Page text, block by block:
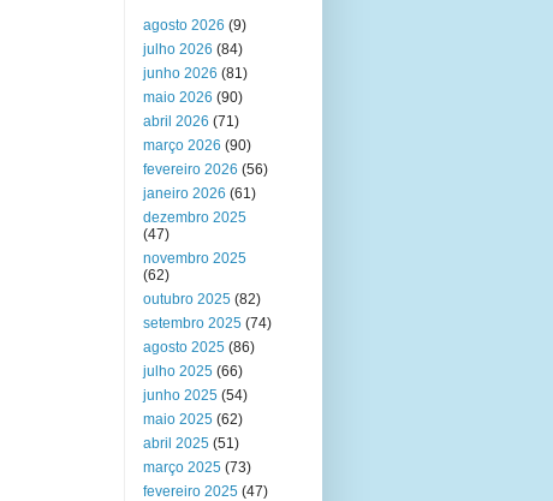
agosto 2026 (9)
julho 2026 (84)
junho 2026 (81)
maio 2026 (90)
abril 2026 (71)
março 2026 (90)
fevereiro 2026 (56)
janeiro 2026 (61)
dezembro 2025
(47)
novembro 2025
(62)
outubro 2025 (82)
setembro 2025 (74)
agosto 2025 (86)
julho 2025 (66)
junho 2025 (54)
maio 2025 (62)
abril 2025 (51)
março 2025 (73)
fevereiro 2025 (47)